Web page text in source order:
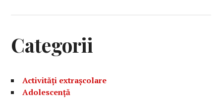
Categorii
Activități extrașcolare
Adolescență